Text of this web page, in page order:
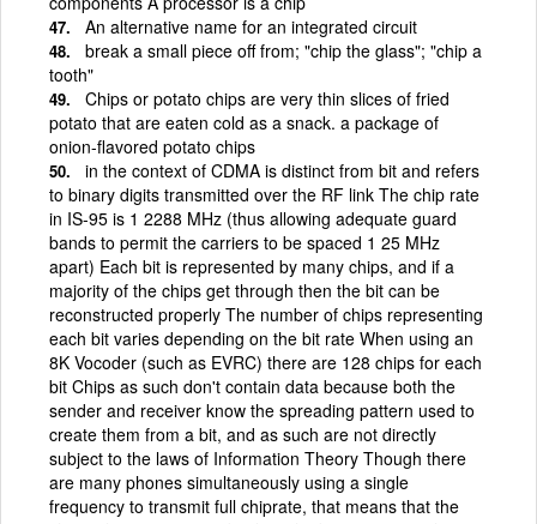
An alternative name for an integrated circuit
break a small piece off from; "chip the glass"; "chip a
tooth"
Chips or potato chips are very thin slices of fried
potato that are eaten cold as a snack. a package of
onion-flavored potato chips
in the context of CDMA is distinct from bit and refers
to binary digits transmitted over the RF link The chip rate
in IS-95 is 1 2288 MHz (thus allowing adequate guard
bands to permit the carriers to be spaced 1 25 MHz
apart) Each bit is represented by many chips, and if a
majority of the chips get through then the bit can be
reconstructed properly The number of chips representing
each bit varies depending on the bit rate When using an
8K Vocoder (such as EVRC) there are 128 chips for each
bit Chips as such don't contain data because both the
sender and receiver know the spreading pattern used to
create them from a bit, and as such are not directly
subject to the laws of Information Theory Though there
are many phones simultaneously using a single
frequency to transmit full chiprate, that means that the